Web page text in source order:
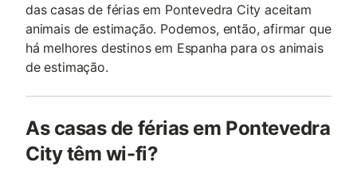
das casas de férias em Pontevedra City aceitam
animais de estimação. Podemos, então, afirmar que
há melhores destinos em Espanha para os animais
de estimação.
As casas de férias em Pontevedra
City têm wi-fi?